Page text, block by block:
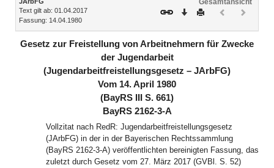
Text gilt ab: 01.04.2017
Fassung: 14.04.1980
Download
DruckenVorheriges
(inaktiv)(inaktiv)
Gesetz zur Freistellung von Arbeitnehmern für Zwecke
der Jugendarbeit
(Jugendarbeitfreistellungsgesetz – JArbFG)
Vom 14. April 1980
(BayRS III S. 661)
BayRS 2162-3-A
Vollzitat nach RedR: Jugendarbeitfreistellungsgesetz
(JArbFG) in der in der Bayerischen Rechtssammlung
(BayRS 2162-3-A) veröffentlichten bereinigten Fassung, das
zuletzt durch Gesetz vom 27. März 2017 (GVBl. S. 52)